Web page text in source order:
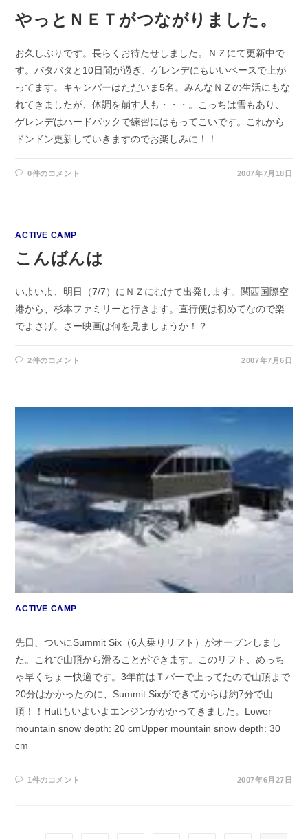
やっとＮＥＴがつながりました。
お久しぶりです。長らくお待たせしました。ＮＺにて更新中で
す。バタバタと10日間が過ぎ、ゲレンデにもいいペースで上が
ってます。キャンパーはただいま5名。みんなＮＺの生活にもな
れてきましたが、体調を崩す人も・・・。こっちは雪もあり、
ゲレンデはハードパックで練習にはもってこいです。これから
ドンドン更新していきますのでお楽しみに！！
0件のコメント 2007年7月18日
ACTIVE CAMP
こんばんは
いよいよ、明日（7/7）にＮＺにむけて出発します。関西国際空
港から、杉本ファミリーと行きます。直行便は初めてなので楽
でよさげ。さー映画は何を見ましょうか！？
2件のコメント 2007年7月6日
ACTIVE CAMP
先日、ついにSummit Six（6人乗りリフト）がオープンしまし
た。これで山頂から滑ることができます。このリフト、めっち
ゃ早くちょー快適です。3年前はＴバーで上ってたので山頂まで
20分はかかったのに、Summit Sixができてからは約7分で山
頂！！Huttもいよいよエンジンがかかってきました。Lower
mountain snow depth: 20 cmUpper mountain snow depth: 30
cm
1件のコメント 2007年6月27日